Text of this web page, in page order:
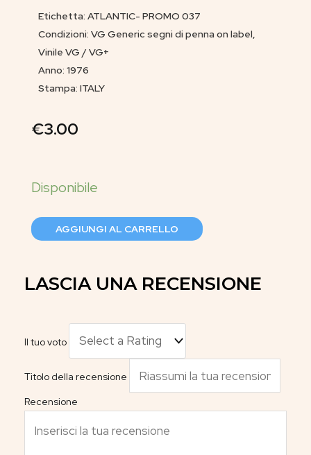
Etichetta: ATLANTIC- PROMO 037
Condizioni: VG Generic segni di penna on label,
Vinile VG / VG+
Anno: 1976
Stampa: ITALY
€3.00
AGGIUNGI AL CARRELLO
LASCIA UNA RECENSIONE
Il tuo voto
Titolo della recensione
Recensione